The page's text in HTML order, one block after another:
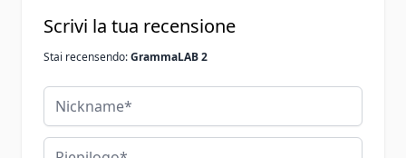
Scrivi la tua recensione
Stai recensendo:GrammaLAB 2
Nickname
Riepilogo